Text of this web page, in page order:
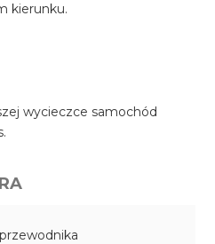
kierunku.
wycieczce samochód